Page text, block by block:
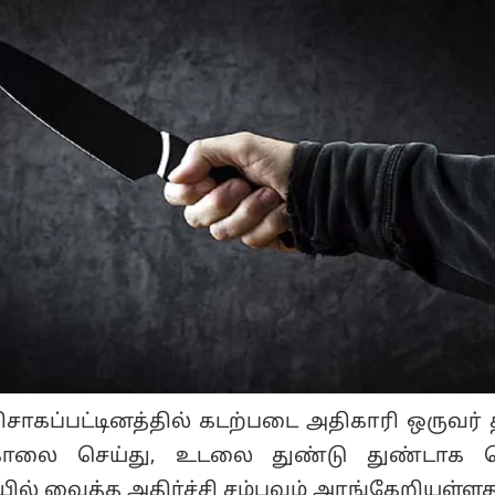
கடற்படை அதிகாரி ஒருவர்
செய்து, உடலை துண்டு துண்டாக